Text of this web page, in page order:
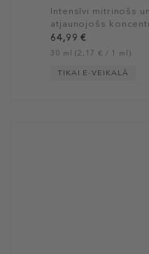
Intensīvi mitrinošs
atjaunojošs
64,99 €
30 ml (2,17 € / 1 ml)
TIKAI E-VEIKALĀ